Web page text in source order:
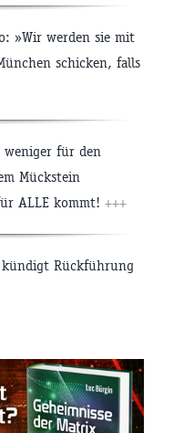
»Wir werden sie mit
schicken, falls
weniger für den
Mückstein
ALLE kommt! +++
Rückführung